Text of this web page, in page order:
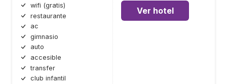
wifi (gratis)
restaurante
ac
gimnasio
auto
accesible
transfer
club infantil
Ver hotel